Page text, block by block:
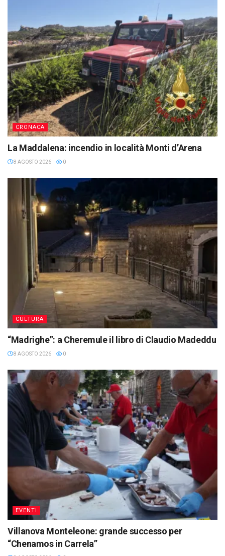
CRONACA
La Maddalena: incendio in località Monti d’Arena
8 AGOSTO 2026 0
CULTURA
“Madrighe”: a Cheremule il libro di Claudio Madeddu
8 AGOSTO 2026 0
EVENTI
Villanova Monteleone: grande successo per
“Chenamos in Carrela”